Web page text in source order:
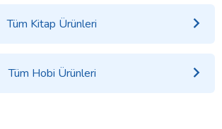
Tüm Kitap Ürünleri
Tüm Hobi Ürünleri